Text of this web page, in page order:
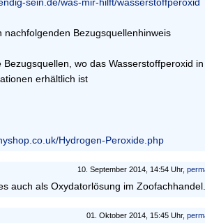
nachfolgenden Bezugsquellenhinweis
Bezugsquellen, wo das Wasserstoffperoxid in
erhältlich ist
Hydrogen-Peroxide.php
10. September 2014, 14:54 Uhr,
auch als Oxydatorlösung im Zoofachhandel.
01. Oktober 2014, 15:45 Uhr,